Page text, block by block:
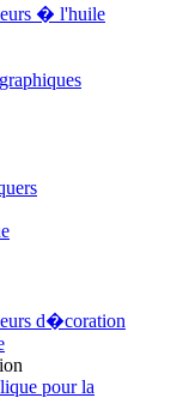
� l'huile
d�coration
pour la